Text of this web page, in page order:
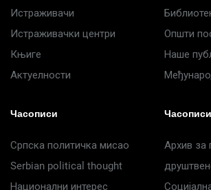
Истраживачи
Истраживачки центри
Књиге
Актуелности
Општи
Наше
Часописи
Српска политичка мисао
Serbian political thought
Национални интерес
Часописи
Архив за